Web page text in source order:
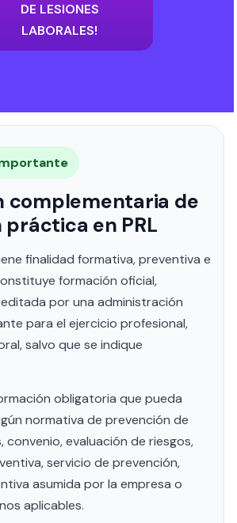
DE LESIONES
LABORALES!
complementaria de
en PRL
finalidad formativa, preventiva e
formación oficial,
por una administración
para el ejercicio profesional,
salvo que se indique
obligatoria que pueda
normativa de prevención de
convenio, evaluación de riesgos,
servicio de prevención,
asumida por la empresa o
aplicables.